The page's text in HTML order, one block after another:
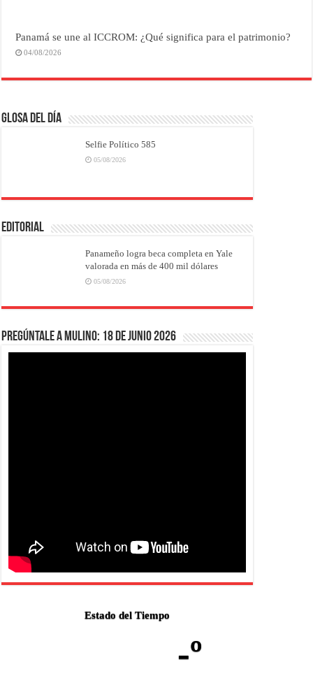
Panamá se une al ICCROM: ¿Qué significa para el patrimonio?
04/08/2026
Glosa del Día
Selfie Político 585
05/08/2026
EDITORIAL
Panameño logra beca completa en Yale
valorada en más de 400 mil dólares
05/08/2026
Pregúntale a Mulino: 18 de junio 2026
Estado del Tiempo
-º